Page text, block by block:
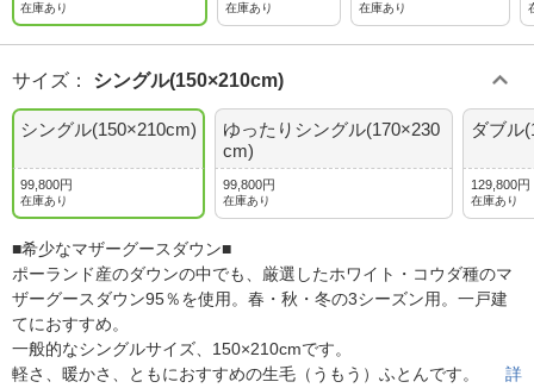
在庫あり 在庫あり 在庫あり
サイズ ： シングル(150×210cm)
シングル(150×210cm)
99,800円
在庫あり
ゆったりシングル(170×230
cm)
99,800円
在庫あり
ダブル
129,800円
在庫あり
■希少なマザーグースダウン■
ポーランド産のダウンの中でも、厳選したホワイト・コウダ種のマ
ザーグースダウン95％を使用。春・秋・冬の3シーズン用。一戸建
てにおすすめ。
一般的なシングルサイズ、150×210cmです。
軽さ、暖かさ、ともにおすすめの生毛（うもう）ふとんです。 詳